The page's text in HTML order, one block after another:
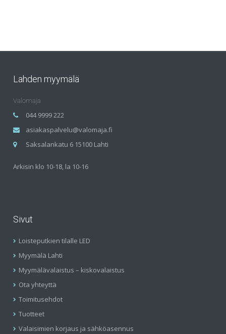
Lahden myymälä
Valomaja
044 9999 222
asiakaspalvelu@valomaja.fi
Saksalankatu 6 15100 Lahti
Arkisin klo 10-18, la 10-16
Sivut
Loisteputkien tilalle LED
Myymälä Lahti
Myymälävalaistus – kiskovalaistus
Ota yhteyttä
Toimitusehdot
Tuotteet
Valaisimien korjaus ja sähköasennus